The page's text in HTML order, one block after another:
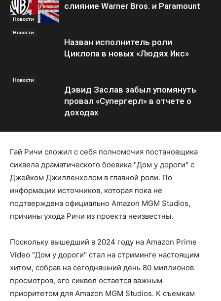
Новости
слияние Warner Bros. и Paramount
Новости
Назван исполнитель роли
Циклопа в новых «Людях Икс»
Новости
Дэвид Заслав забыл упомянуть
провал «Супергерл» в отчете о
доходах
Гай Ричи сложил с себя полномочия постановщика
сиквела драматического боевика "Дом у дороги" с
Джейком Джилленхолом в главной роли. По
информации источников, которая пока не
подтверждена официально Amazon MGM Studios,
причины ухода Ричи из проекта неизвестны.
Поскольку вышедший в 2024 году на Amazon Prime
Video "Дом у дороги" стал на стриминге настоящим
хитом, собрав на сегодняшний день 80 миллионов
просмотров, его сиквел остается важным
приоритетом для Amazon MGM Studios. К съемкам